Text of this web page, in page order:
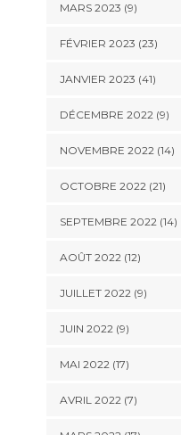
MARS 2023 (9)
FÉVRIER 2023 (23)
JANVIER 2023 (41)
DÉCEMBRE 2022 (9)
NOVEMBRE 2022 (14)
OCTOBRE 2022 (21)
SEPTEMBRE 2022 (14)
AOÛT 2022 (12)
JUILLET 2022 (9)
JUIN 2022 (9)
MAI 2022 (17)
AVRIL 2022 (7)